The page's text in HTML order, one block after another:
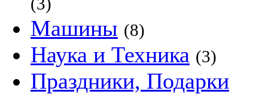
Машины (8)
Наука и Техника (3)
Праздники, Подарки